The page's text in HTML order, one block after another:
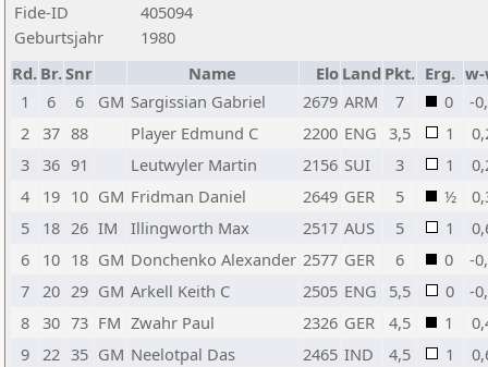
Fide-ID
405094
Geburtsjahr
1980
Rd. Br.Snr Name Elo Land Pkt. Erg.
1
6 6 GM Sargissian Gabriel 2679 ARM 7 0
-
2
37 88 Player Edmund C 2200 ENG 3,5 1
3
36 91 Leutwyler Martin 2156 SUI 3 1
4
19 10 GM Fridman Daniel 2649 GER 5 ½
5
18 26 IM Illingworth Max 2517 AUS 5 1
6
10 18 GM Donchenko Alexander 2577 GER 6 0
-
7
20 29 GM Arkell Keith C 2505 ENG 5,5 0
-
8
30 73 FM Zwahr Paul 2326 GER 4,5 1
9
22 35 GM Neelotpal Das 2465 IND 4,5 1